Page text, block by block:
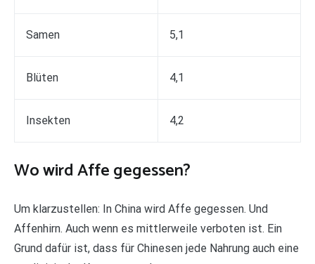
Samen 5,1
Blüten 4,1
Insekten 4,2
Wo wird Affe gegessen?
Um klarzustellen: In China wird Affe gegessen. Und
Affenhirn. Auch wenn es mittlerweile verboten ist. Ein
Grund dafür ist, dass für Chinesen jede Nahrung auch eine